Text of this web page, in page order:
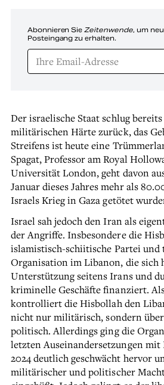
Abonnieren Sie Zeitenwende, um
Posteingang zu erhalten.
Der israelische Staat schlug
militärischen Härte zurück, das
Streifens ist heute eine
Spagat, Professor am Royal
Universität London, geht davon
Januar dieses Jahres mehr als
Israels Krieg in Gaza getötet
Israel sah jedoch den Iran als
der Angriffe. Insbesondere die
islamistisch-schiitische Partei
Organisation im Libanon, die sich
Unterstützung seitens Irans und
kriminelle Geschäfte finanziert.
kontrolliert die Hisbollah den
nicht nur militärisch, sondern
politisch. Allerdings ging die
letzten Auseinandersetzungen mit
2024 deutlich geschwächt hervor
militärischer und politischer